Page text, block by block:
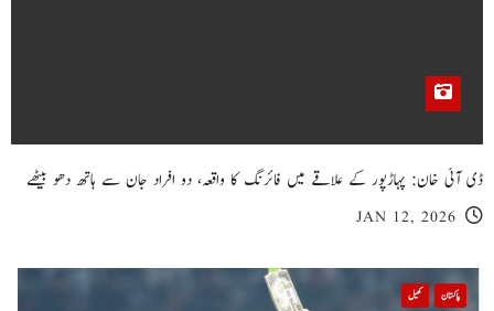
ڈی آئی خان: پہاڑپور کے علاقے میں فائرنگ کا واقعہ، دو افراد جان سے ہاتھ دھو بیٹھے
JAN 12, 2026
پاکستان کھیل